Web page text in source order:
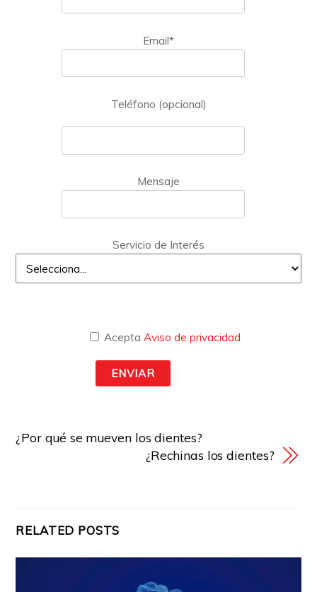
Email*
Teléfono (opcional)
Mensaje
Servicio de Interés
AceptaAviso de privacidad
¿Por qué se mueven los dientes?
¿Rechinas los dientes?
RELATED POSTS